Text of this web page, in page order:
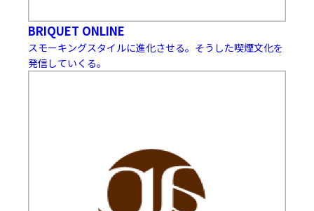
BRIQUET ONLINE
スモーキングスタイルに進化させる。そうした喫煙文化を
発信していくる。